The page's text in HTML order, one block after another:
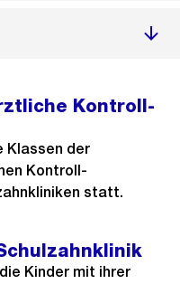
Kontroll-
Klassen der
Kontroll-
statt.
Kinder mit ihrer